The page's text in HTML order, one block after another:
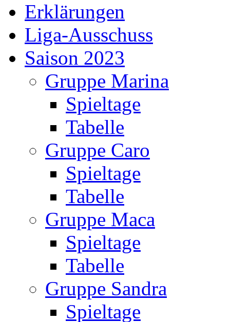
Erklärungen
Liga-Ausschuss
Saison 2023
Gruppe Marina
Spieltage
Tabelle
Gruppe Caro
Spieltage
Tabelle
Gruppe Maca
Spieltage
Tabelle
Gruppe Sandra
Spieltage